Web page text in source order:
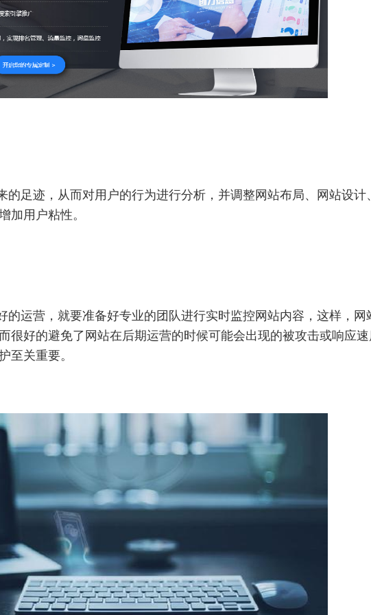
的足迹，从而对用户的行为进行分析，并调整网站布局、网站设计
加用户粘性。
的运营，就要准备好专业的团队进行实时监控网站内容，这样，网
很好的避免了网站在后期运营的时候可能会出现的被攻击或响应
至关重要。